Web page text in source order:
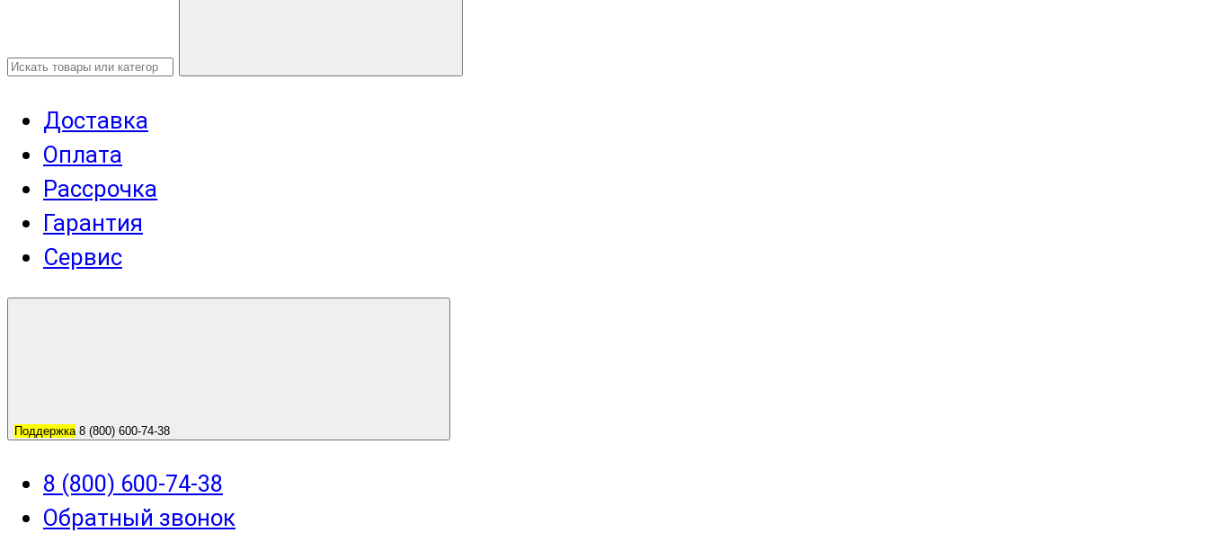
Доставка
Оплата
Рассрочка
Гарантия
Сервис
Поддержка 8 (800) 600-74-38
8 (800) 600-74-38
Обратный звонок